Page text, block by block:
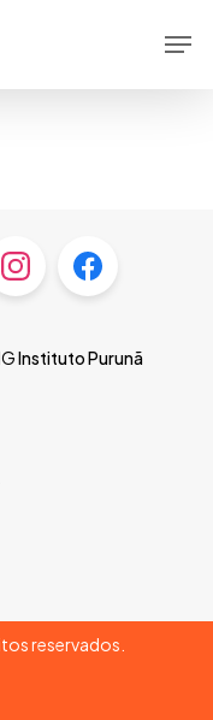
Instituto Purunã
reservados.